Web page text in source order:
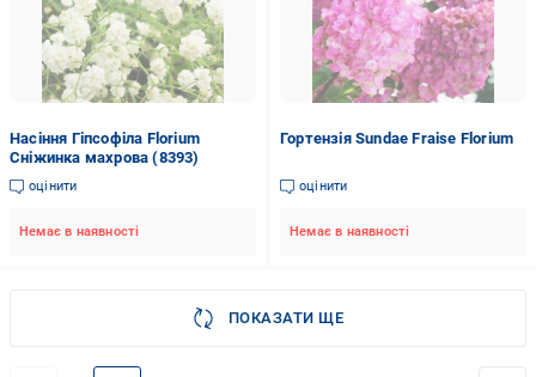
Насіння Гіпсофіла Florium
Сніжинка махрова (8393)
оцінити
Немає в наявності
Гортензія Sundae Fraise Florium
оцінити
Немає в наявності
ПОКАЗАТИ ЩЕ